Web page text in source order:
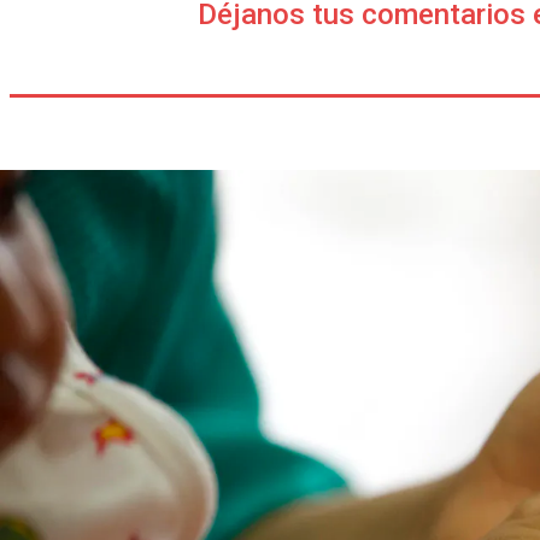
Déjanos tus comentarios